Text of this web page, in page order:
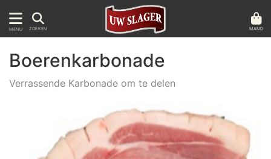
MENU ZOEKEN MAND
Boerenkarbonade
Verrassende Karbonade om te delen